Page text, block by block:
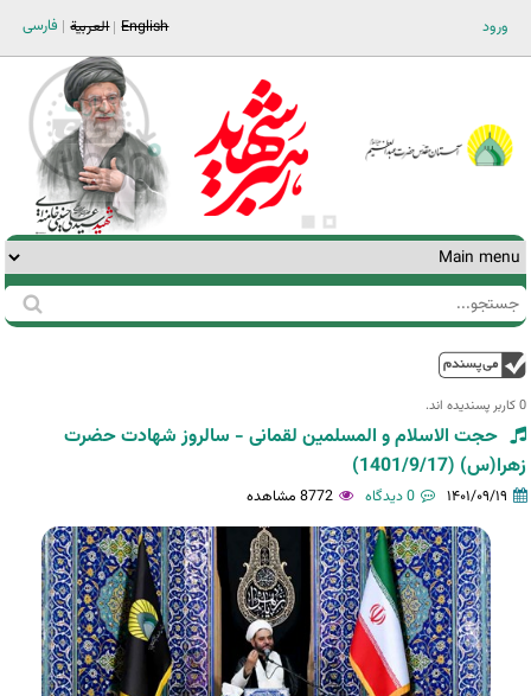
ورود فارسی العربية English
فرم
جستجو
جستجو
0 کاربر پسندیده اند.‎
حجت الاسلام و المسلمین لقمانی - سالروز شهادت حضرت
زهرا(س) (1401/9/17)
۱۴۰۱/۰۹/۱۹ 0 دیدگاه 8772 مشاهده